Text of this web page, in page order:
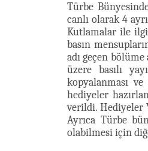
Türbe
canlı olarak 4
Kutlamalar ile
basın
adı geçen
üzere basılı
kopyalanması
hediyeler
verildi. Hediyeler
Ayrıca Türbe
olabilmesi için